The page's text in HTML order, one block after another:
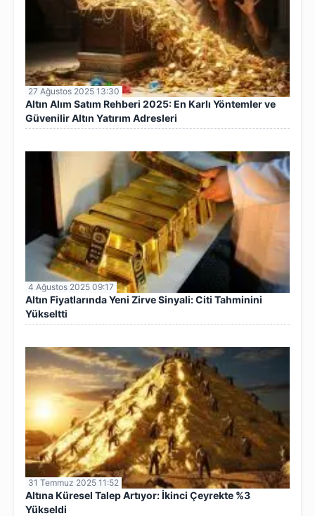
27 Ağustos 2025 13:30
Altın Alım Satım Rehberi 2025: En Karlı Yöntemler ve
Güvenilir Altın Yatırım Adresleri
4 Ağustos 2025 09:17
Altın Fiyatlarında Yeni Zirve Sinyali: Citi Tahminini
Yükseltti
31 Temmuz 2025 11:52
Altına Küresel Talep Artıyor: İkinci Çeyrekte %3
Yükseldi